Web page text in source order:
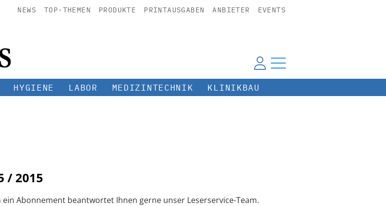
NEWS TOP-THEMEN PRODUKTE PRINTAUSGABEN ANBIETER EVENTS
HYGIENE LABOR MEDIZINTECHNIK KLINIKBAU
/ 2015
Abonnement beantwortet Ihnen gerne unser Leserservice-Team.